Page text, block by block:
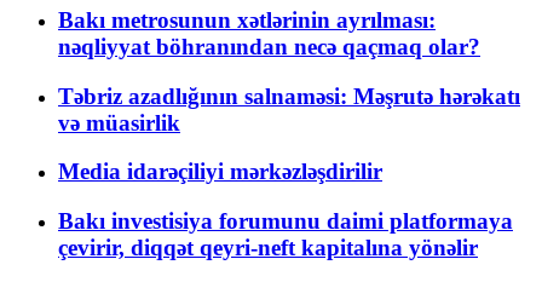
Bakı metrosunun xətlərinin ayrılması:
nəqliyyat böhranından necə qaçmaq olar?
Təbriz azadlığının salnaməsi: Məşrutə hərəkatı
və müasirlik
Media idarəçiliyi mərkəzləşdirilir
Bakı investisiya forumunu daimi platformaya
çevirir, diqqət qeyri-neft kapitalına yönəlir